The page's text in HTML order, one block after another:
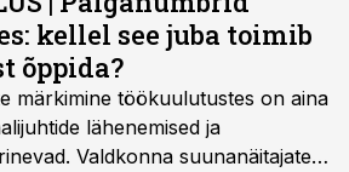
kellel see juba toimib
õppida?
märkimine töökuulutustes on aina
lähenemised ja
Valdkonna suunanäitajate